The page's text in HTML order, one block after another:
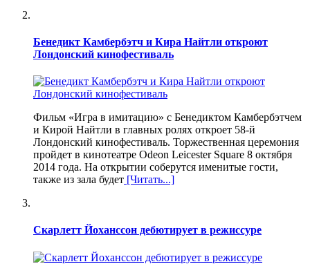
Бенедикт Камбербэтч и Кира Найтли откроют
Лондонский кинофестиваль
Фильм «Игра в имитацию» с Бенедиктом Камбербэтчем
и Кирой Найтли в главных ролях откроет 58-й
Лондонский кинофестиваль. Торжественная церемония
пройдет в кинотеатре Odeon Leicester Square 8 октября
2014 года. На открытии соберутся именитые гости,
также из зала будет [Читать...]
Скарлетт Йоханссон дебютирует в режиссуре